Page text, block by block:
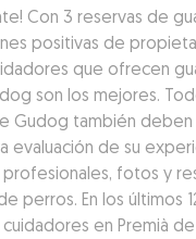
Con 3 reservas de
positivas de
que ofrecen
son los mejores.
Gudog también deben
evaluación de su
profesionales, fotos y
perros. En los últimos
en Premià